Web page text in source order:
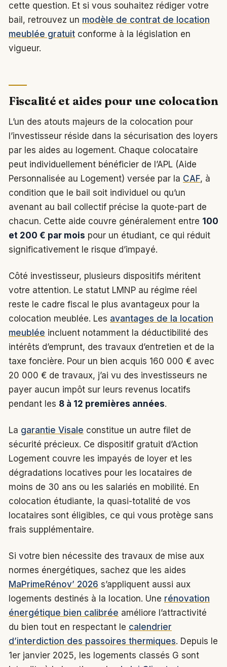
cette question. Et si vous souhaitez rédiger votre
bail, retrouvez un modèle de contrat de location
meublée gratuit conforme à la législation en
vigueur.
Fiscalité et aides pour une colocation
L’un des atouts majeurs de la colocation pour
l’investisseur réside dans la sécurisation des loyers
par les aides au logement. Chaque colocataire
peut individuellement bénéficier de l’APL (Aide
Personnalisée au Logement) versée par la CAF, à
condition que le bail soit individuel ou qu’un
avenant au bail collectif précise la quote-part de
chacun. Cette aide couvre généralement entre 100
et 200 € par mois pour un étudiant, ce qui réduit
significativement le risque d’impayé.
Côté investisseur, plusieurs dispositifs méritent
votre attention. Le statut LMNP au régime réel
reste le cadre fiscal le plus avantageux pour la
colocation meublée. Les avantages de la location
meublée incluent notamment la déductibilité des
intérêts d’emprunt, des travaux d’entretien et de la
taxe foncière. Pour un bien acquis 160 000 € avec
20 000 € de travaux, j’ai vu des investisseurs ne
payer aucun impôt sur leurs revenus locatifs
pendant les 8 à 12 premières années.
La garantie Visale constitue un autre filet de
sécurité précieux. Ce dispositif gratuit d’Action
Logement couvre les impayés de loyer et les
dégradations locatives pour les locataires de
moins de 30 ans ou les salariés en mobilité. En
colocation étudiante, la quasi-totalité de vos
locataires sont éligibles, ce qui vous protège sans
frais supplémentaire.
Si votre bien nécessite des travaux de mise aux
normes énergétiques, sachez que les aides
MaPrimeRénov’ 2026 s’appliquent aussi aux
logements destinés à la location. Une rénovation
énergétique bien calibrée améliore l’attractivité
du bien tout en respectant le calendrier
d’interdiction des passoires thermiques. Depuis le
1er janvier 2025, les logements classés G sont